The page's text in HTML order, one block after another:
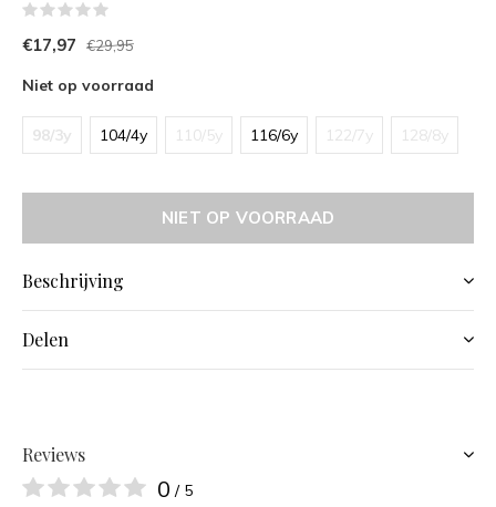
€17,97 €29,95
Niet op voorraad
98/3y 104/4y 110/5y 116/6y 122/7y 128/8y
NIET OP VOORRAAD
Beschrijving
Delen
Reviews
0 / 5